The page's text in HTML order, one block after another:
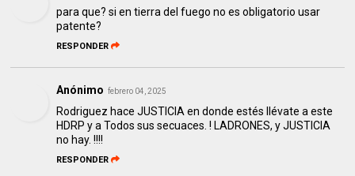
para que? si en tierra del fuego no es obligatorio usar
patente?
RESPONDER
Anónimo febrero 04, 2025
Rodriguez hace JUSTICIA en donde estés llévate a este
HDRP y a Todos sus secuaces. ! LADRONES, y JUSTICIA
no hay. !!!!
RESPONDER